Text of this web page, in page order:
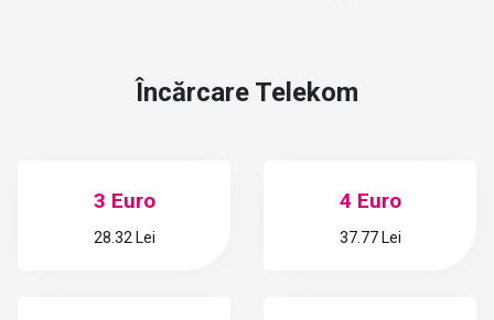
Încărcare Telekom
3 Euro
28.32 Lei
4 Euro
37.77 Lei